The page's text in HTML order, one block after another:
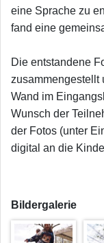
eine Sprache zu
fand eine
Die entstandene
zusammengestellt
Wand im
Wunsch der
der Fotos (unter
digital an die
Bildergalerie